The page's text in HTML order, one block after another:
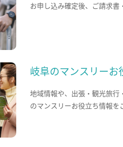
お申し込み確定後、ご請求書
岐阜のマンスリーお
地域情報や、出張・観光旅
のマンスリーお役立ち情報を